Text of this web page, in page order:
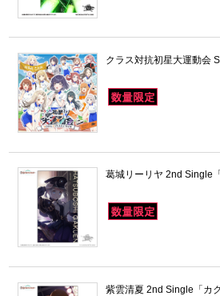
クラス対抗初星大運動会
葛城リーリヤ 2nd Single「
紫雲清夏 2nd Single「カ